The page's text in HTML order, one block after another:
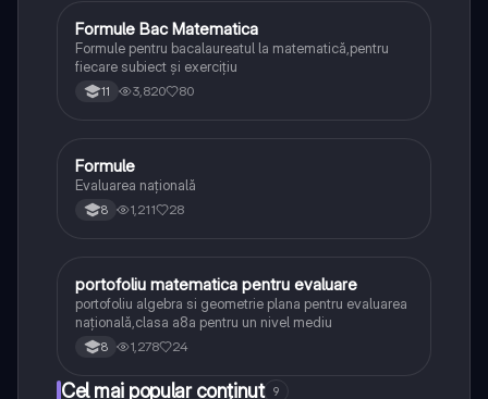
Matematică
Formule Bac Matematica
Formule pentru bacalaureatul la matematică,pentru
fiecare subiect și exercițiu
11 3,820 80
Matematică
Formule
Evaluarea națională
8 1,211 28
Matematică
portofoliu matematica pentru evaluare
portofoliu algebra si geometrie plana pentru evaluarea
națională,clasa a8a pentru un nivel mediu
8 1,278 24
Cel mai popular conținut 9